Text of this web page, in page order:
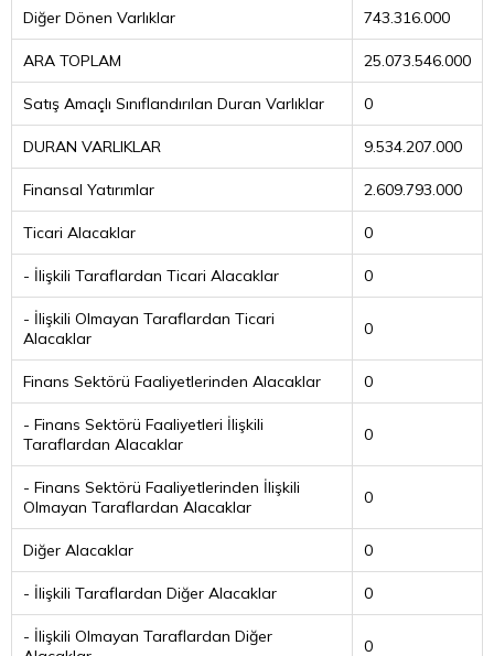
Diğer Dönen Varlıklar 743.316.000
ARA TOPLAM 25.073.546.000
Satış Amaçlı Sınıflandırılan Duran Varlıklar 0
DURAN VARLIKLAR 9.534.207.000
Finansal Yatırımlar 2.609.793.000
Ticari Alacaklar 0
- İlişkili Taraflardan Ticari Alacaklar 0
- İlişkili Olmayan Taraflardan Ticari
Alacaklar
0
Finans Sektörü Faaliyetlerinden Alacaklar 0
- Finans Sektörü Faaliyetleri İlişkili
Taraflardan Alacaklar
0
- Finans Sektörü Faaliyetlerinden İlişkili
Olmayan Taraflardan Alacaklar
0
Diğer Alacaklar 0
- İlişkili Taraflardan Diğer Alacaklar 0
- İlişkili Olmayan Taraflardan Diğer
0